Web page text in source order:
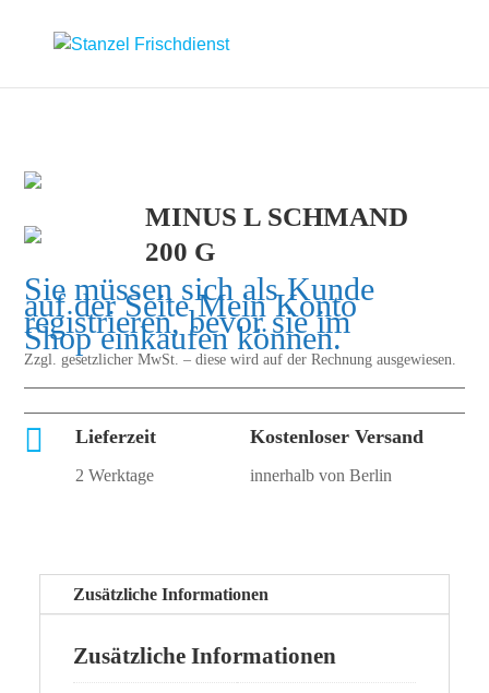
MINUS L SCHMAND
200 G
Sie müssen sich als Kunde
auf der SeiteMein Konto
registrieren, bevor sie im
Shop einkaufen können.
Zzgl. gesetzlicher MwSt. – diese wird auf der Rechnung ausgewiesen.
 Lieferzeit
2 Werktage
Kostenloser Versand
innerhalb von Berlin
Zusätzliche Informationen
Zusätzliche Informationen